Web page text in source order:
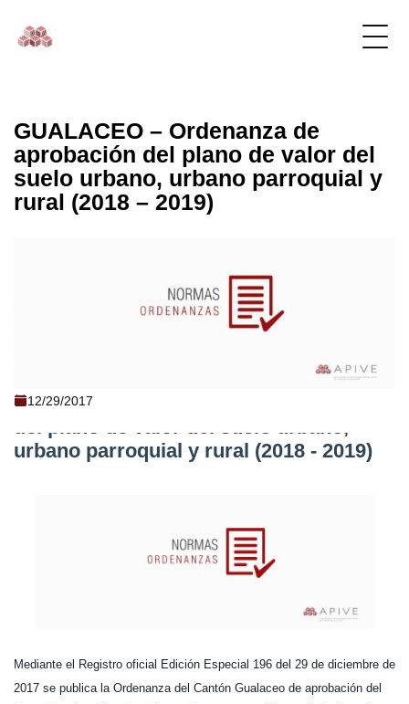
GUALACEO – Ordenanza de
aprobación del plano de valor del
suelo urbano, urbano parroquial y
rural (2018 – 2019)
12/29/2017
GUALACEO - Ordenanza de aprobación
del plano de valor del suelo urbano,
urbano parroquial y rural (2018 - 2019)
Mediante el Registro oficial Edición Especial 196 del 29 de diciembre de
2017 se publica la Ordenanza del Cantón Gualaceo de aprobación del